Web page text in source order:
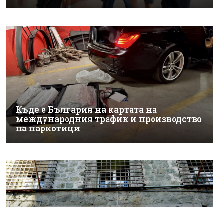
Къде е България на картата на
международния трафик и производство
на наркотици